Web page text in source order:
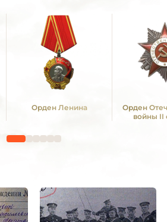
Орден Ленина
Орден
войны II